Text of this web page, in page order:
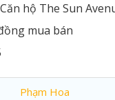
Căn hộ The Sun
mua bán
Phạm Hoa